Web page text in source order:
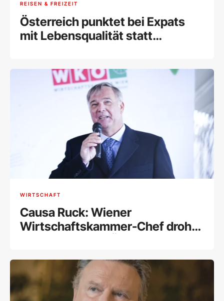
REISEN & FREIZEIT
Österreich punktet bei Expats
mit Lebensqualität statt
WIRTSCHAFT
Causa Ruck: Wiener
Wirtschaftskammer-Chef droht